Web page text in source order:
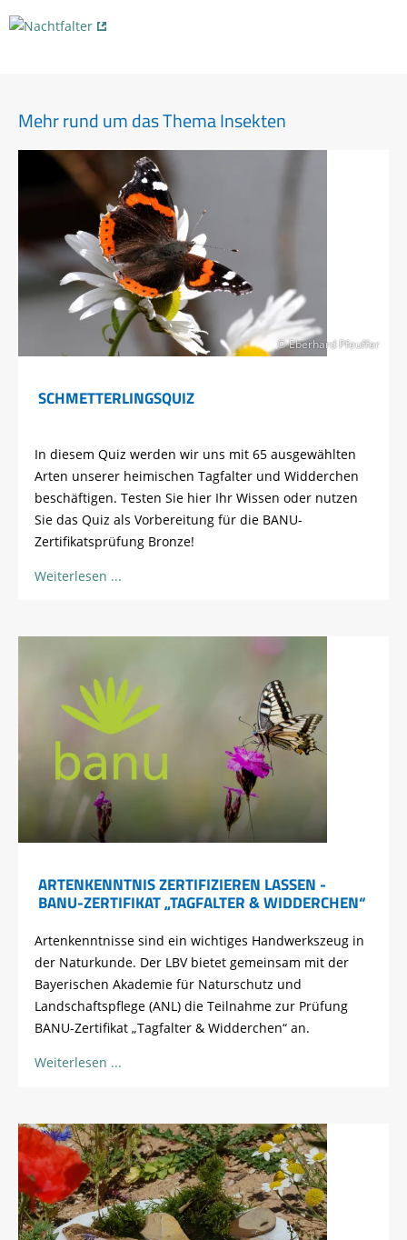
Mehr rund um das Thema Insekten
© Eberhard Pfeuffer
SCHMETTERLINGSQUIZ
In diesem Quiz werden wir uns mit 65 ausgewählten
Arten unserer heimischen Tagfalter und Widderchen
beschäftigen. Testen Sie hier Ihr Wissen oder nutzen
Sie das Quiz als Vorbereitung für die BANU-
Zertifikatsprüfung Bronze!
Weiterlesen
ARTENKENNTNIS ZERTIFIZIEREN LASSEN -
BANU-ZERTIFIKAT „TAGFALTER & WIDDERCHEN“
Artenkenntnisse sind ein wichtiges Handwerkszeug in
der Naturkunde. Der LBV bietet gemeinsam mit der
Bayerischen Akademie für Naturschutz und
Landschaftspflege (ANL) die Teilnahme zur Prüfung
BANU-Zertifikat „Tagfalter & Widderchen“ an.
Weiterlesen